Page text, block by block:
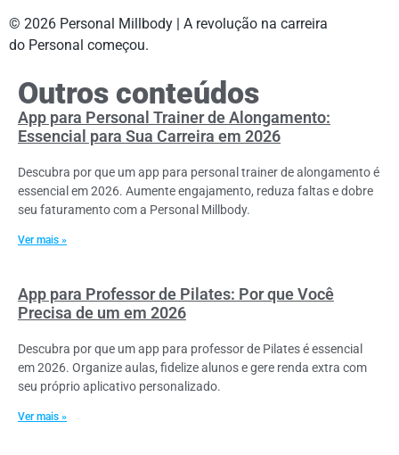
© 2026 Personal Millbody | A revolução na carreira
do Personal começou.
Outros conteúdos
App para Personal Trainer de Alongamento:
Essencial para Sua Carreira em 2026
Descubra por que um app para personal trainer de alongamento é
essencial em 2026. Aumente engajamento, reduza faltas e dobre
seu faturamento com a Personal Millbody.
Ver mais »
App para Professor de Pilates: Por que Você
Precisa de um em 2026
Descubra por que um app para professor de Pilates é essencial
em 2026. Organize aulas, fidelize alunos e gere renda extra com
seu próprio aplicativo personalizado.
Ver mais »